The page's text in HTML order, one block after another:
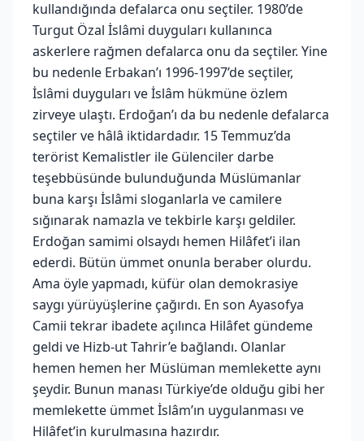
kullandığında defalarca onu seçtiler. 1980’de
Turgut Özal İslâmi duyguları kullanınca
askerlere rağmen defalarca onu da seçtiler. Yine
bu nedenle Erbakan’ı 1996-1997’de seçtiler,
İslâmi duyguları ve İslâm hükmüne özlem
zirveye ulaştı. Erdoğan’ı da bu nedenle defalarca
seçtiler ve hâlâ iktidardadır. 15 Temmuz’da
terörist Kemalistler ile Gülenciler darbe
teşebbüsünde bulunduğunda Müslümanlar
buna karşı İslâmi sloganlarla ve camilere
sığınarak namazla ve tekbirle karşı geldiler.
Erdoğan samimi olsaydı hemen Hilâfet’i ilan
ederdi. Bütün ümmet onunla beraber olurdu.
Ama öyle yapmadı, küfür olan demokrasiye
saygı yürüyüşlerine çağırdı. En son Ayasofya
Camii tekrar ibadete açılınca Hilâfet gündeme
geldi ve Hizb-ut Tahrir’e bağlandı. Olanlar
hemen hemen her Müslüman memlekette aynı
şeydir. Bunun manası Türkiye’de olduğu gibi her
memlekette ümmet İslâm’ın uygulanması ve
Hilâfet’in kurulmasına hazırdır.